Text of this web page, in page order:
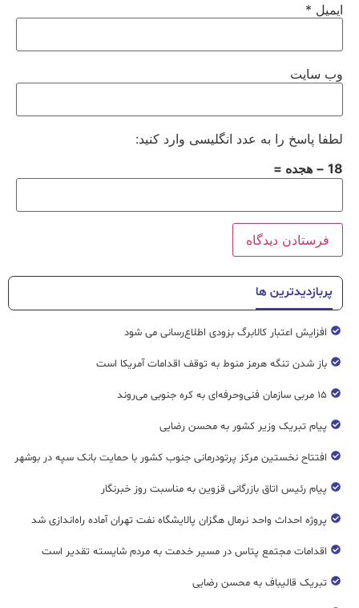
ایمیل *
وب‌ سایت
لطفا پاسخ را به عدد انگلیسی وارد کنید:
18 − هجده =
پربازدیدترین ها
افزایش اعتبار کالابرگ بزودی اطلاع‌رسانی می شود
باز شدن تنگه هرمز منوط به توقف اقدامات آمریکا است
۱۵ مربی سازمان فنی‌وحرفه‌ای به کره جنوبی می‌روند
پیام تبریک وزیر کشور به محسن رضایی
افتتاح نخستین مرکز پرتودرمانی جنوب کشور با حمایت بانک سپه در بوشهر
پیام رئیس اتاق بازرگانی قزوین به مناسبت روز خبرنگار
پروژه احداث واحد نرمال هگزان پالایشگاه نفت تهران آماده راه‌اندازی شد
اقدامات مجتمع پتاس در مسیر خدمت به مردم شایسته تقدیر است
تبریک قالیباف به محسن رضایی